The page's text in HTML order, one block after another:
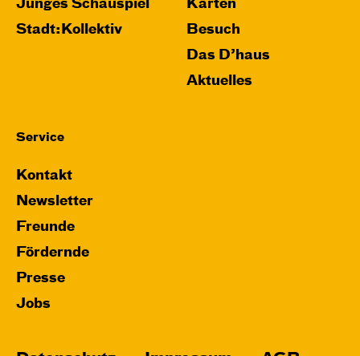
Junges Schauspiel
Stadt:Kollektiv
Karten
Besuch
Das D’haus
Aktuelles
Service
Kontakt
Newsletter
Freunde
Fördernde
Presse
Jobs